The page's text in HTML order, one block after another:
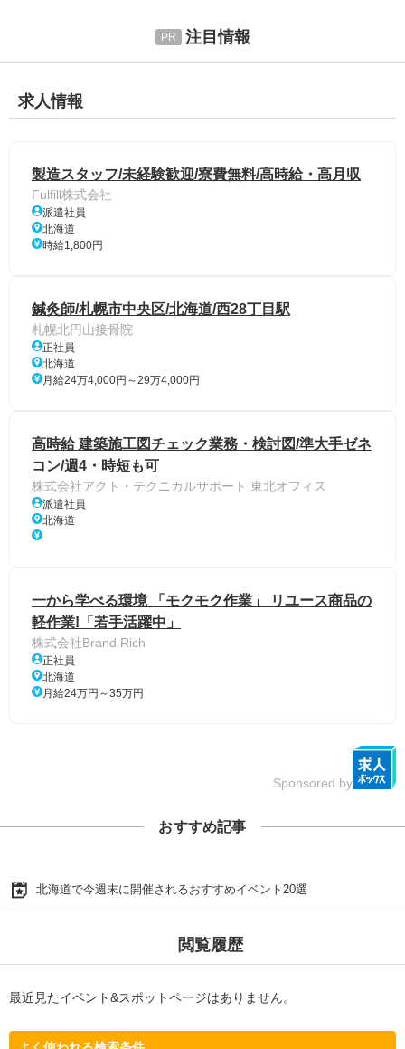
注目情報
求人情報
製造スタッフ/未経験歓迎/寮費無料/高時給・高月収
Fulfill株式会社
派遣社員
北海道
時給1,800円
鍼灸師/札幌市中央区/北海道/西28丁目駅
札幌北円山接骨院
正社員
北海道
月給24万4,000円～29万4,000円
高時給 建築施工図チェック業務・検討図/準大手ゼネ
コン/週4・時短も可
株式会社アクト・テクニカルサポート 東北オフィス
派遣社員
北海道
一から学べる環境 「モクモク作業」 リユース商品の
軽作業!「若手活躍中」
株式会社Brand Rich
正社員
北海道
月給24万円～35万円
Sponsored by
おすすめ記事
北海道で今週末に開催されるおすすめイベント20選
閲覧履歴
最近見たイベント&スポットページはありません。